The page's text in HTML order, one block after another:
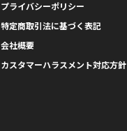
プライバシーポリシー
特定商取引法に基づく表記
会社概要
カスタマーハラスメント対応方針